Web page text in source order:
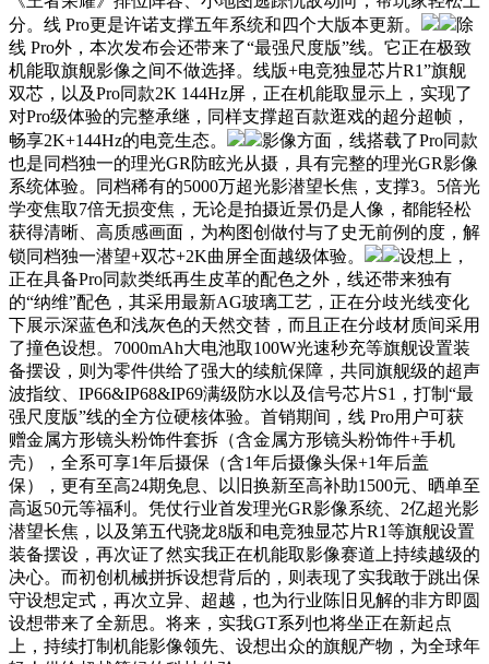
分。线 Pro更是许诺支撑五年系统和四个大版本更新。
除
线 Pro外，本次发布会还带来了“最强尺度版”线。它正在极致
机能取旗舰影像之间不做选择。线版+电竞独显芯片R1”旗舰
双芯，以及Pro同款2K 144Hz屏，正在机能取显示上，实现了
对Pro级体验的完整承继，同样支撑超百款逛戏的超分超帧，
畅享2K+144Hz的电竞生态。
影像方面，线搭载了Pro同款
也是同档独一的理光GR防眩光从摄，具有完整的理光GR影像
系统体验。同档稀有的5000万超光影潜望长焦，支撑3。5倍光
学变焦取7倍无损变焦，无论是拍摄近景仍是人像，都能轻松
获得清晰、高质感画面，为构图创做付与了史无前例的度，解
锁同档独一潜望+双芯+2K曲屏全面越级体验。
设想上，
正在具备Pro同款类纸再生皮革的配色之外，线还带来独有
的“纳维”配色，其采用最新AG玻璃工艺，正在分歧光线变化
下展示深蓝色和浅灰色的天然交替，而且正在分歧材质间采用
了撞色设想。7000mAh大电池取100W光速秒充等旗舰设置装
备摆设，则为零件供给了强大的续航保障，共同旗舰级的超声
波指纹、IP66&IP68&IP69满级防水以及信号芯片S1，打制“最
强尺度版”线的全方位硬核体验。首销期间，线 Pro用户可获
赠金属方形镜头粉饰件套拆（含金属方形镜头粉饰件+手机
壳），全系可享1年后摄保（含1年后摄像头保+1年后盖
保），更有至高24期免息、以旧换新至高补助1500元、晒单至
高返50元等福利。凭仗行业首发理光GR影像系统、2亿超光影
潜望长焦，以及第五代骁龙8版和电竞独显芯片R1等旗舰设置
装备摆设，再次证了然实我正在机能取影像赛道上持续越级的
决心。而初创机械拼拆设想背后的，则表现了实我敢于跳出保
守设想定式，再次立异、超越，也为行业陈旧见解的非方即圆
设想带来了全新思。将来，实我GT系列也将坐正在新起点
上，持续打制机能影像领先、设想出众的旗舰产物，为全球年